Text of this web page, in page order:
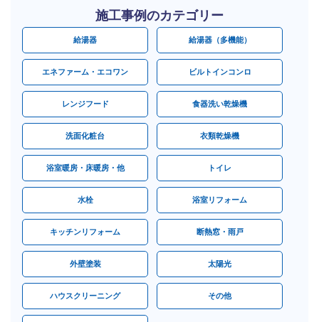
施工事例のカテゴリー
給湯器 給湯器（多機能）
エネファーム・エコワン ビルトインコンロ
レンジフード 食器洗い乾燥機
洗面化粧台 衣類乾燥機
浴室暖房・床暖房・他 トイレ
水栓 浴室リフォーム
キッチンリフォーム 断熱窓・雨戸
外壁塗装 太陽光
ハウスクリーニング その他